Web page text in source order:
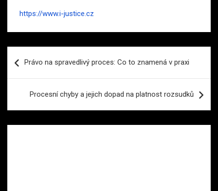
https://www.i-justice.cz
proPrávo na spravedlivý proces: Co to znamená v praxi
Procesní chyby a jejich dopad na platnost rozsudků